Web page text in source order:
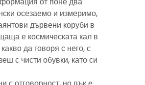
осезаемо и измеримо,
дървени коруби в
е космическата кал в
да говоря с него, с
с чисти обувки, като си